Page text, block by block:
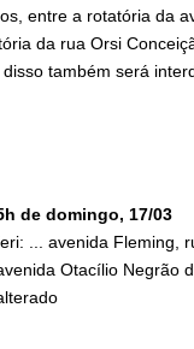
entre a rotatória da
da rua Orsi
também será
de domingo, 17/03
... avenida Fleming,
Otacílio Negrão